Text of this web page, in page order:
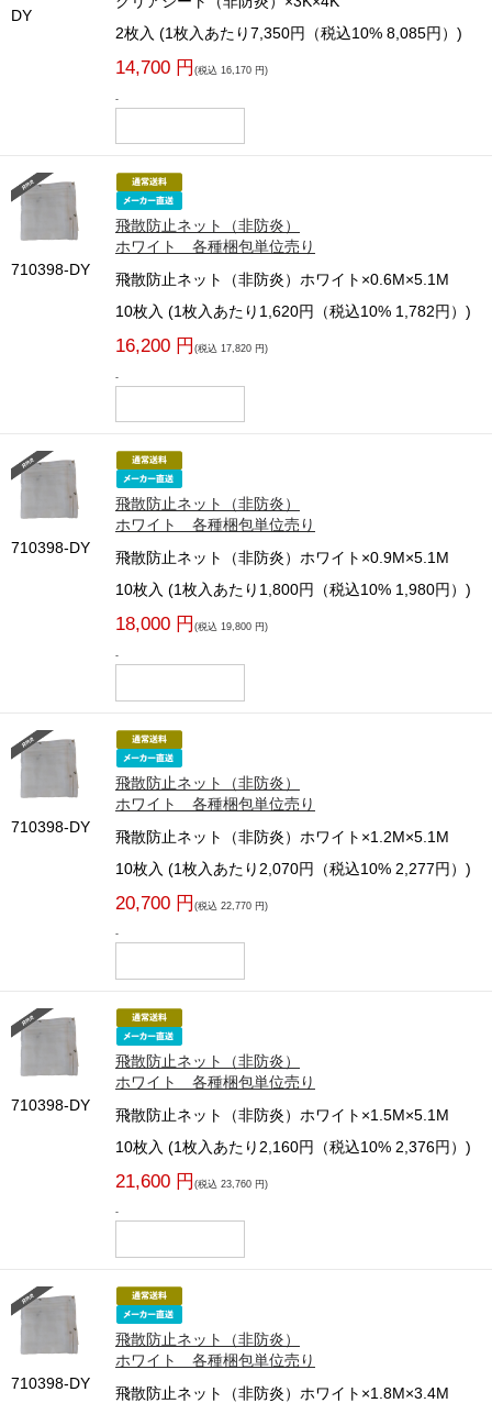
DY
2枚入 (1枚入あたり7,350円（税込10% 8,085円）)
14,700 円 (税込 16,170 円)
-
710398-DY
飛散防止ネット（非防炎）
ホワイト 各種梱包単位売り
飛散防止ネット（非防炎）ホワイト×0.6M×5.1M
10枚入 (1枚入あたり1,620円（税込10% 1,782円）)
16,200 円 (税込 17,820 円)
-
710398-DY
飛散防止ネット（非防炎）
ホワイト 各種梱包単位売り
飛散防止ネット（非防炎）ホワイト×0.9M×5.1M
10枚入 (1枚入あたり1,800円（税込10% 1,980円）)
18,000 円 (税込 19,800 円)
-
710398-DY
飛散防止ネット（非防炎）
ホワイト 各種梱包単位売り
飛散防止ネット（非防炎）ホワイト×1.2M×5.1M
10枚入 (1枚入あたり2,070円（税込10% 2,277円）)
20,700 円 (税込 22,770 円)
-
710398-DY
飛散防止ネット（非防炎）
ホワイト 各種梱包単位売り
飛散防止ネット（非防炎）ホワイト×1.5M×5.1M
10枚入 (1枚入あたり2,160円（税込10% 2,376円）)
21,600 円 (税込 23,760 円)
-
710398-DY
飛散防止ネット（非防炎）
ホワイト 各種梱包単位売り
飛散防止ネット（非防炎）ホワイト×1.8M×3.4M